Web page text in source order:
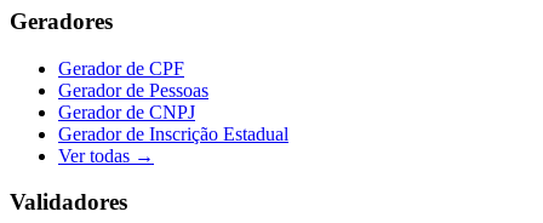
Geradores
Gerador de CPF
Gerador de Pessoas
Gerador de CNPJ
Gerador de Inscrição Estadual
Ver todas →
Validadores